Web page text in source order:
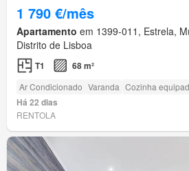
1 790 €/mês
Apartamento em 1399-011, Estrela,
Distrito de Lisboa
T1 68 m²
Ar Condicionado Varanda Cozinha
Há 22 dias
RENTOLA